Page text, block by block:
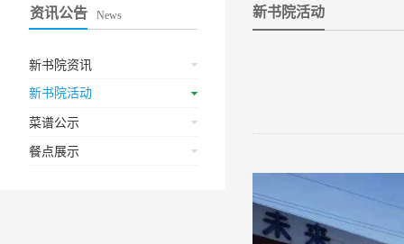
资讯公告 News
新书院资讯
新书院活动
菜谱公示
餐点展示
新书院活动